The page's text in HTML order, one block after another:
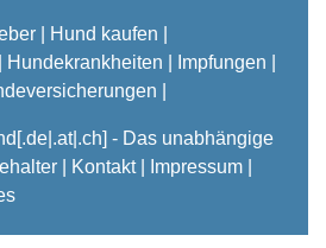
Hund kaufen
Hundekrankheiten
Impfungen
[.de|.at|.ch] - Das unabhängige
|
Kontakt| Impressum